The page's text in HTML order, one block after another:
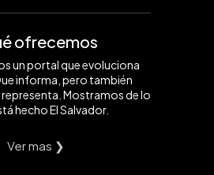
ofrecemos
un portal que evoluciona
informa, pero también
representa. Mostramos de lo
hecho El Salvador.
Ver mas ❯